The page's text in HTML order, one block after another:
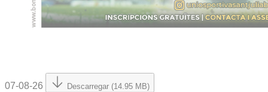
07-08-26 Descarregar (14.95 MB)